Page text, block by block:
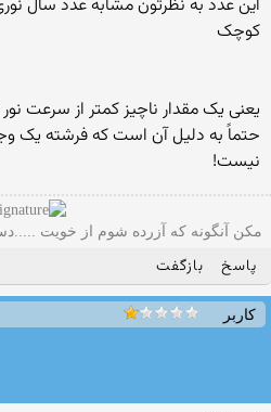
این عدد به نظرتون مشابه عدد سال
کوچک
یعنی یک مقدار ناچیز کمتر از سرعت
حتماً به دلیل آن است که فرشته یک
نیست!
مکن آنگونه که آزرده شوم از خویت
پاسخ بازگفت
کاربر